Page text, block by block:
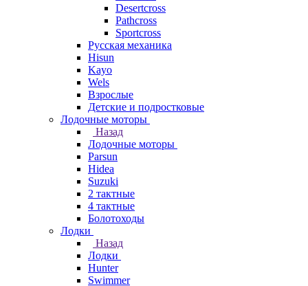
Desertcross
Pathcross
Sportcross
Русская механика
Hisun
Kayo
Wels
Взрослые
Детские и подростковые
Лодочные моторы
Назад
Лодочные моторы
Parsun
Hidea
Suzuki
2 тактные
4 тактные
Болотоходы
Лодки
Назад
Лодки
Hunter
Swimmer